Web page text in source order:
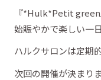
『*Hulk*Petit
始賑やかで楽しい一
ハルクサロンは定期
次回の開催が決まり